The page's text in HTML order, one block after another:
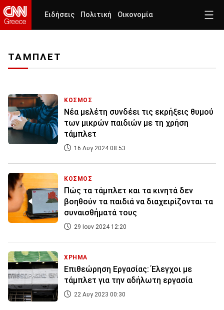
Ειδήσεις Πολιτική Οικονομία
ΤΑΜΠΛΕΤ
ΚΟΣΜΟΣ
Νέα μελέτη συνδέει τις εκρήξεις θυμού
των μικρών παιδιών με τη χρήση
τάμπλετ
16 Αυγ 2024 08:53
ΚΟΣΜΟΣ
Πώς τα τάμπλετ και τα κινητά δεν
βοηθούν τα παιδιά να διαχειρίζονται τα
συναισθήματά τους
29 Ιουν 2024 12:20
ΧΡΗΜΑ
Επιθεώρηση Εργασίας: Έλεγχοι με
τάμπλετ για την αδήλωτη εργασία
22 Αυγ 2023 00:30